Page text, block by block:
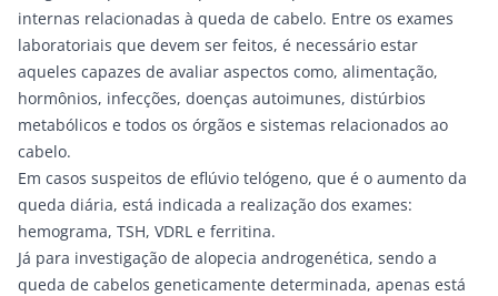
internas relacionadas à queda de cabelo. Entre os exames
laboratoriais que devem ser feitos, é necessário estar
aqueles capazes de avaliar aspectos como, alimentação,
hormônios, infecções, doenças autoimunes, distúrbios
metabólicos e todos os órgãos e sistemas relacionados ao
cabelo.
Em casos suspeitos de eflúvio telógeno, que é o aumento da
queda diária, está indicada a realização dos exames:
hemograma, TSH, VDRL e ferritina.
Já para investigação de alopecia androgenética, sendo a
queda de cabelos geneticamente determinada, apenas está